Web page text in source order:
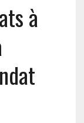
à